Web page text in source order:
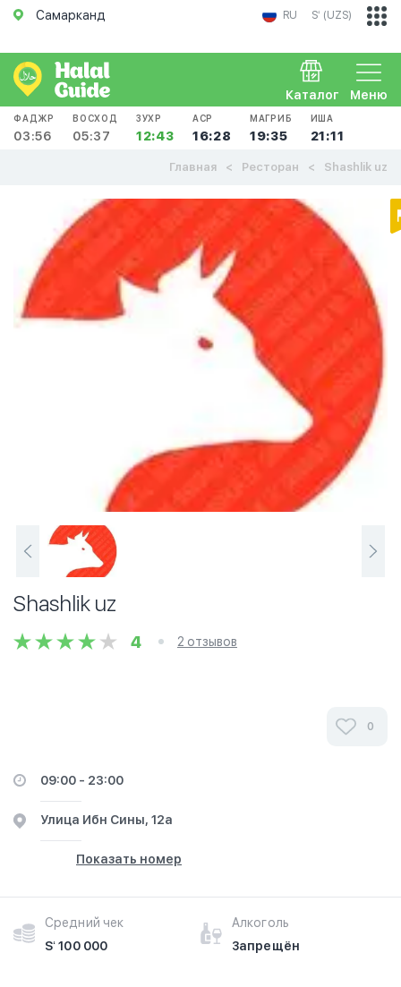
Самарканд RU Sʻ (UZS)
Меню
Каталог
ФАДЖР
03:56
ВОСХОД
05:37
ЗУХР
12:43
АСР
16:28
МАГРИБ
19:35
ИША
21:11
Главная Ресторан Shashlik uz
Shashlik uz
4 2 отзывов
0
09:00 - 23:00
​Улица Ибн Сины, 12а
Показать номер
Средний чек
Sʻ 100 000
Алкоголь
Запрещён